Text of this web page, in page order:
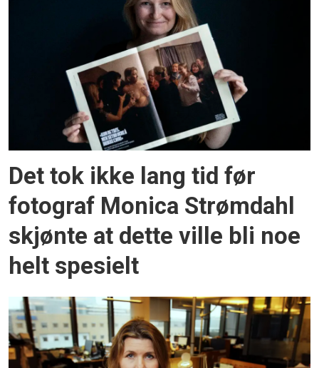
Det tok ikke lang tid før
fotograf Monica Strømdahl
skjønte at dette ville bli noe
helt spesielt